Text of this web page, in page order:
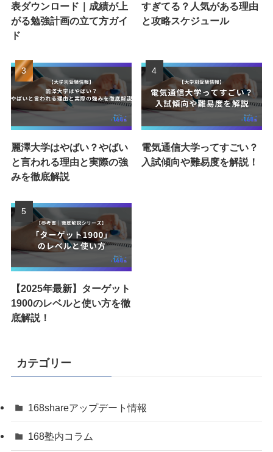
表ダウンロード｜成績が上
がる勉強計画の立て方ガイ
ド
すぎてる？人気がある理由
と攻略スケジュール
麗澤大学はやばい？やばい
と言われる理由と実際の強
みを徹底解説
電気通信大学ってすごい？
入試傾向や難易度を解説！
【2025年最新】ターゲット
1900のレベルと使い方を徹
底解説！
カテゴリー
168shareアップデート情報
168塾内コラム